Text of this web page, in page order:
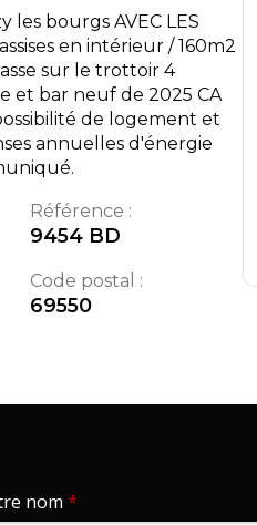
les bourgs AVEC LES
en intérieur / 160m2
sur le trottoir 4
et bar neuf de 2025 CA
de logement et
annuelles d'énergie
Référence :
9454 BD
Code postal :
69550
nom *